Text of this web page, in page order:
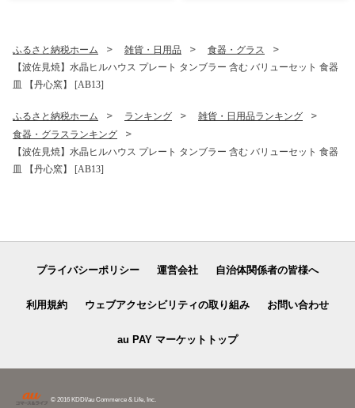
ふるさと納税ホーム 雑貨・日用品
食器・グラス
【波佐見焼】水晶ヒルハウス プレート タンブラー 含む バリューセット 食器
皿 【丹心窯】 [AB13]
ふるさと納税ホーム ランキング
雑貨・日用品ランキング
食器・グラスランキング
【波佐見焼】水晶ヒルハウス プレート タンブラー 含む バリューセット 食器
皿 【丹心窯】 [AB13]
プライバシーポリシー 運営会社 自治体関係者の皆様へ
利用規約 ウェブアクセシビリティの取り組み お問い合わせ
au PAY マーケットトップ
© 2016 KDDI/au Commerce & Life, Inc.